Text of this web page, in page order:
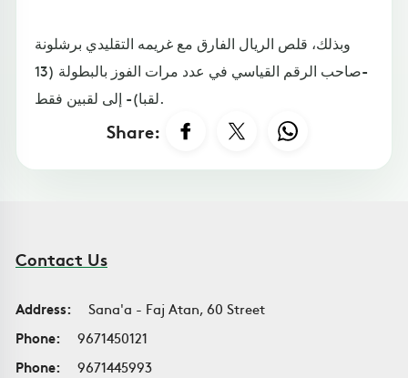
وبذلك، قلص الريال الفارق مع غريمه التقليدي برشلونة
-صاحب الرقم القياسي في عدد مرات الفوز بالبطولة (13
لقبا)- إلى لقبين فقط.
Share:
Contact Us
Address:
Sana'a - Faj Atan, 60 Street
Phone:
9671450121
Phone:
9671445993